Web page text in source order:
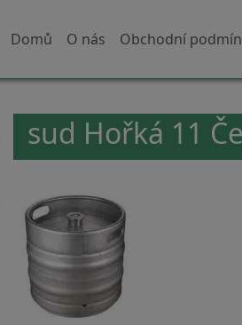
Hlavní navigace
Domů O nás Obchodní
sud Hořká 11